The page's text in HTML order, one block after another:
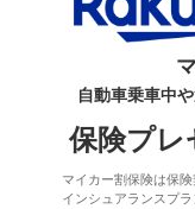
自動車乗車中
保険プレ
マイカー割保険は保
インシュアランスプ